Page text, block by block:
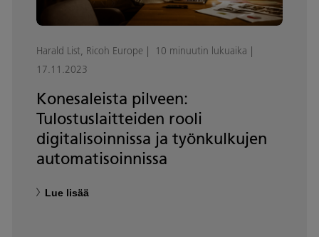
Harald List, Ricoh Europe
10 minuutin lukuaika
17.11.2023
Konesaleista pilveen:
Tulostuslaitteiden rooli
digitalisoinnissa ja työnkulkujen
automatisoinnissa
Lue lisää